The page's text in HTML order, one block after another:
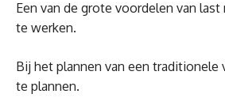
Een van de grote voordelen van
te werken.
Bij het plannen van een
te plannen.